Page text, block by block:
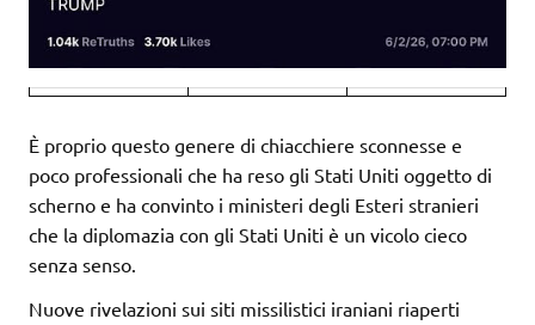
È proprio questo genere di chiacchiere sconnesse e
poco professionali che ha reso gli Stati Uniti oggetto di
scherno e ha convinto i ministeri degli Esteri stranieri
che la diplomazia con gli Stati Uniti è un vicolo cieco
senza senso.
Nuove rivelazioni sui siti missilistici iraniani riaperti